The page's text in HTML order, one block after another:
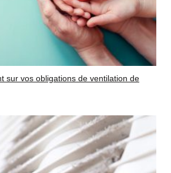
sur vos obligations de ventilation de